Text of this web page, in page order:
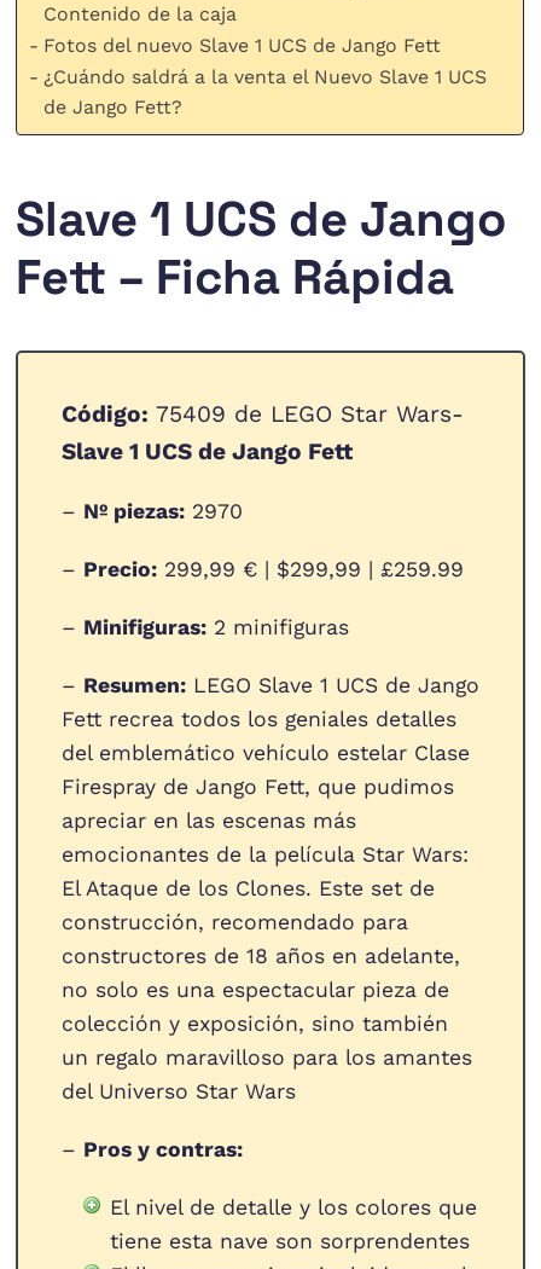
Contenido de la caja
Fotos del nuevo Slave 1 UCS de Jango Fett
¿Cuándo saldrá a la venta el Nuevo Slave 1 UCS
de Jango Fett?
Slave 1 UCS de Jango
Fett – Ficha Rápida
Código: 75409 de LEGO Star Wars-
Slave 1 UCS de Jango Fett
– Nº piezas:2970
– Precio:299,99 € | $299,99 | £259.99
– Minifiguras:2 minifiguras
– Resumen:LEGO Slave 1 UCS de Jango
Fett recrea todos los geniales detalles
del emblemático vehículo estelar Clase
Firespray de Jango Fett, que pudimos
apreciar en las escenas más
emocionantes de la película Star Wars:
El Ataque de los Clones. Este set de
construcción, recomendado para
constructores de 18 años en adelante,
no solo es una espectacular pieza de
colección y exposición, sino también
un regalo maravilloso para los amantes
del Universo Star Wars
– Pros y contras:
El nivel de detalle y los colores que
tiene esta nave son sorprendentes